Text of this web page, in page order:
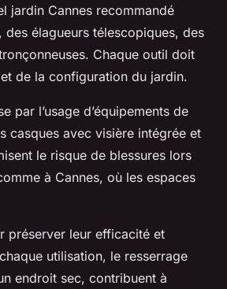
jardin Cannes recommandé
élagueurs télescopiques, des
Chaque outil doit
de la configuration du jardin.
par l’usage d’équipements de
casques avec visière intégrée et
le risque de blessures lors
à Cannes, où les espaces
préserver leur efficacité et
utilisation, le resserrage
endroit sec, contribuent à